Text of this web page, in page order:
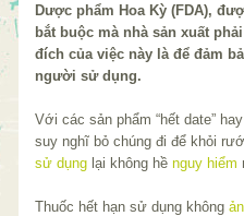
Dược phẩm Hoa Kỳ (FDA),
bắt buộc mà nhà sản xuất
đích của việc này là để đảm
người sử dụng.
Với các sản phẩm “hết date”
suy nghĩ bỏ chúng đi để khỏi
sử dụng lại không hề nguy hiểm
Thuốc hết hạn sử dụng không